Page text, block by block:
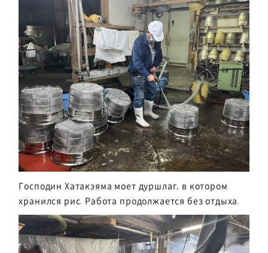
Господин Хатакэяма моет дуршлаг, в котором
хранился рис. Работа продолжается без отдыха.